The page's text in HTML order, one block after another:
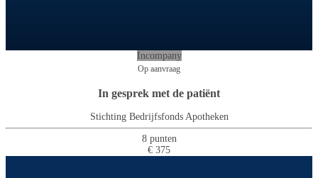
Incompany
Op aanvraag
In gesprek met de patiënt
Stichting Bedrijfsfonds Apotheken
8 punten
€ 375